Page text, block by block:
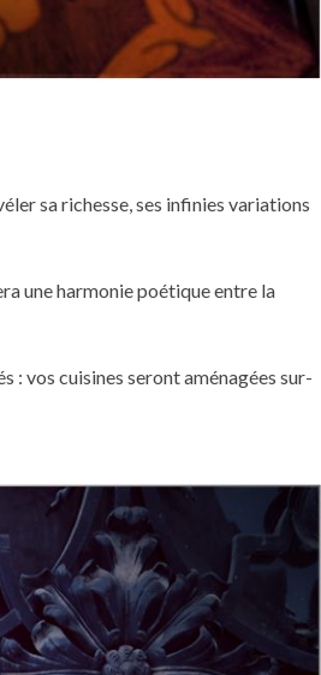
sa richesse, ses infinies variations
une harmonie poétique entre la
: vos cuisines seront aménagées sur-